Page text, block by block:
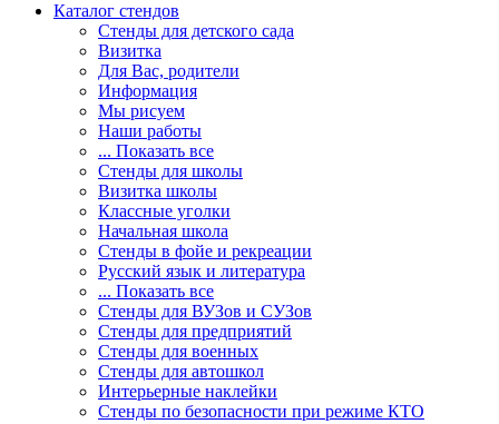
Каталог стендов
Стенды для детского сада
Визитка
Для Вас, родители
Информация
Мы рисуем
Наши работы
... Показать все
Стенды для школы
Визитка школы
Классные уголки
Начальная школа
Стенды в фойе и рекреации
Русский язык и литература
... Показать все
Стенды для ВУЗов и СУЗов
Стенды для предприятий
Стенды для военных
Стенды для автошкол
Интерьерные наклейки
Стенды по безопасности при режиме КТО